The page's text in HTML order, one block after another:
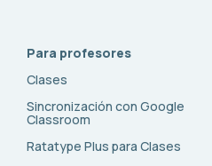
Para profesores
Clases
Sincronización con Google
Classroom
Ratatype Plus para Clases